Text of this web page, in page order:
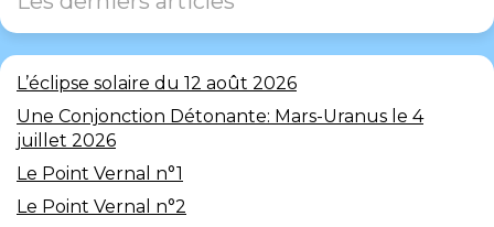
L’éclipse solaire du 12 août 2026
Une Conjonction Détonante: Mars-Uranus le 4
juillet 2026
Le Point Vernal n°1
Le Point Vernal n°2